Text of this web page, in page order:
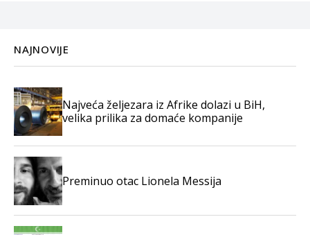
NAJNOVIJE
Najveća željezara iz Afrike dolazi u BiH,
velika prilika za domaće kompanije
Preminuo otac Lionela Messija